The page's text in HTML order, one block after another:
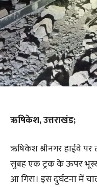
ऋषिकेश, उत्तराखंड;
ऋषिकेश श्रीनगर हाईवे
सुबह एक ट्रक के ऊपर
आ गिरा। इस दुर्घटना में